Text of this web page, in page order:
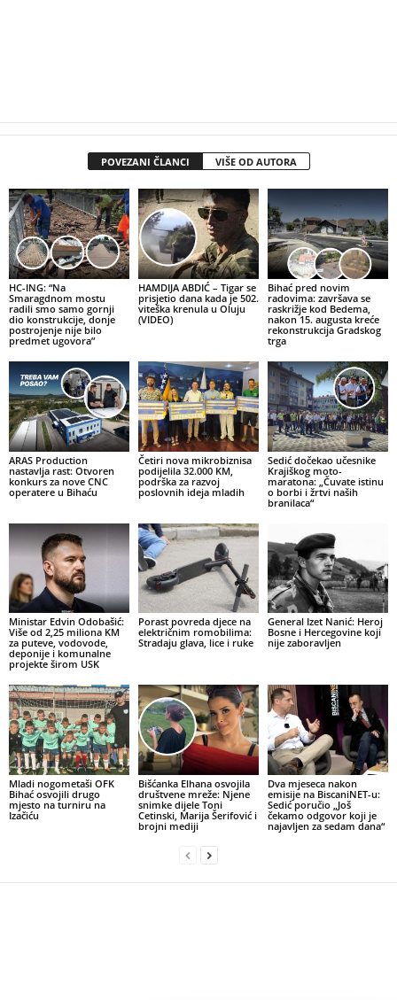
POVEZANI ČLANCI VIŠE OD AUTORA
HC-ING: “Na
Smaragdnom mostu
radili smo samo gornji
dio konstrukcije, donje
postrojenje nije bilo
predmet ugovora”
HAMDIJA ABDIĆ – Tigar se
prisjetio dana kada je 502.
viteška krenula u Oluju
(VIDEO)
Bihać pred novim
radovima: završava se
raskrižje kod Bedema,
nakon 15. augusta kreće
rekonstrukcija Gradskog
trga
ARAS Production
nastavlja rast: Otvoren
konkurs za nove CNC
operatere u Bihaću
Četiri nova mikrobiznisa
podijelila 32.000 KM,
podrška za razvoj
poslovnih ideja mladih
Sedić dočekao učesnike
Krajiškog moto-
maratona: „Čuvate istinu
o borbi i žrtvi naših
branilaca“
Ministar Edvin Odobašić:
Više od 2,25 miliona KM
za puteve, vodovode,
deponije i komunalne
projekte širom USK
Porast povreda djece na
električnim romobilima:
Stradaju glava, lice i ruke
General Izet Nanić: Heroj
Bosne i Hercegovine koji
nije zaboravljen
Mladi nogometaši OFK
Bihać osvojili drugo
mjesto na turniru na
Izačiću
Bišćanka Elhana osvojila
društvene mreže: Njene
snimke dijele Toni
Cetinski, Marija Šerifović i
brojni mediji
Dva mjeseca nakon
emisije na BiscaniNET-u:
Sedić poručio „Još
čekamo odgovor koji je
najavljen za sedam dana“